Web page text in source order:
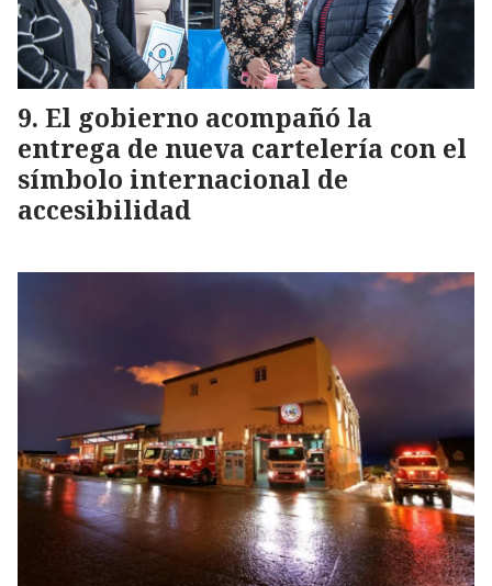
El gobierno acompañó la
entrega de nueva cartelería con el
símbolo internacional de
accesibilidad